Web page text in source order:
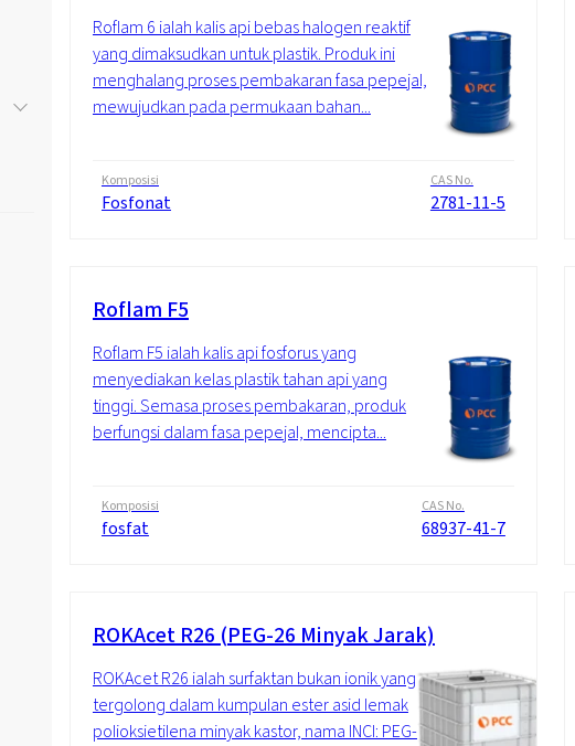
Roflam 6 ialah kalis api bebas halogen reaktif
yang dimaksudkan untuk plastik. Produk ini
menghalang proses pembakaran fasa pepejal,
mewujudkan pada permukaan bahan...
Komposisi
Fosfonat
CAS No.
2781-11-5
Roflam F5
Roflam F5 ialah kalis api fosforus yang
menyediakan kelas plastik tahan api yang
tinggi. Semasa proses pembakaran, produk
berfungsi dalam fasa pepejal, mencipta...
Komposisi
fosfat
CAS No.
68937-41-7
ROKAcet R26 (PEG-26 Minyak Jarak)
ROKAcet R26 ialah surfaktan bukan ionik yang
tergolong dalam kumpulan ester asid lemak
polioksietilena minyak kastor, nama INCI: PEG-